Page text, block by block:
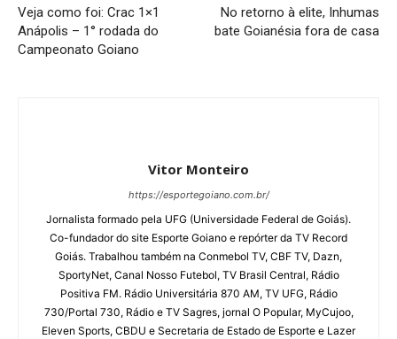
Veja como foi: Crac 1×1
Anápolis – 1° rodada do
Campeonato Goiano
No retorno à elite, Inhumas
bate Goianésia fora de casa
Vitor Monteiro
https://esportegoiano.com.br/
Jornalista formado pela UFG (Universidade Federal de Goiás).
Co-fundador do site Esporte Goiano e repórter da TV Record
Goiás. Trabalhou também na Conmebol TV, CBF TV, Dazn,
SportyNet, Canal Nosso Futebol, TV Brasil Central, Rádio
Positiva FM. Rádio Universitária 870 AM, TV UFG, Rádio
730/Portal 730, Rádio e TV Sagres, jornal O Popular, MyCujoo,
Eleven Sports, CBDU e Secretaria de Estado de Esporte e Lazer